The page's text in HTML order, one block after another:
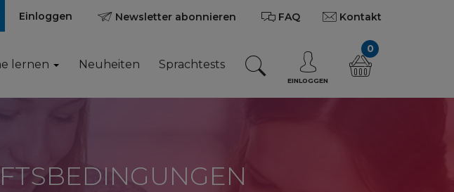
Einloggen Newsletter abonnieren FAQ Kontakt
lernen Neuheiten Sprachtests
EINLOGGEN
0